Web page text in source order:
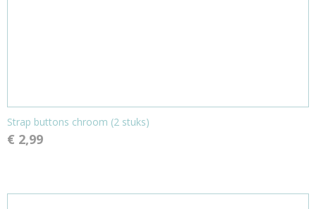
Strap buttons chroom (2 stuks)
€ 2,99